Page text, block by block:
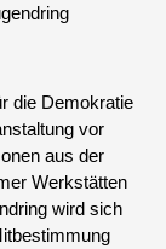
die Demokratie
vor
aus der
Werkstätten
wird sich